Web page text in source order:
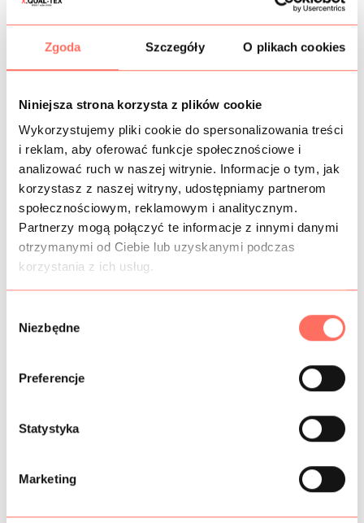
Zgoda Szczegóły O plikach cookies
Niniejsza strona korzysta z plików cookie
Wykorzystujemy pliki cookie do spersonalizowania treści
i reklam, aby oferować funkcje społecznościowe i
analizować ruch w naszej witrynie. Informacje o tym, jak
korzystasz z naszej witryny, udostępniamy partnerom
społecznościowym, reklamowym i analitycznym.
Partnerzy mogą połączyć te informacje z innymi danymi
otrzymanymi od Ciebie lub uzyskanymi podczas
korzystania z ich usług.
Niezbędne
Preferencje
Statystyka
Marketing
Cienka krepa
szampańska jasna. Posiada matową, gładką,
elegancką powierzchnię. Uznaje się ją zamateriał
odporność na zagniecenia (przy normalnym użytkowaniu
nie powstają). Materiał włoski, wyprodukowany z
wysokojakościowego poliestru z dodatkiem wiskozy i
elastanu.
Tkanina zamaszysta i mięsista, ale dość cienka. Materiał
jest kryjący i w wielu przypadkach nie stosuje się
podszewki (pod światło kształt jest lekko widoczny).
Taszampańska krepagładka to idealnymateriał na
sukienki koktajlowei inne kreacje na specjalne okazje.
Sprawdzi się też na bluzki, spódnice czy lejące spodnie.
INFORMACJE DODATKOWE
SKŁAD
PRÓBKI TKANIN
GRAMATURA